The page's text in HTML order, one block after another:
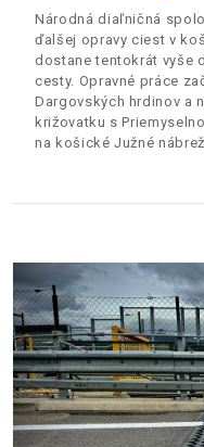
Národná diaľničná
ďalšej opravy ciest v
dostane tentokrát vyše
cesty. Opravné práce
Dargovských hrdinov a
križovatku s
na košické Južné